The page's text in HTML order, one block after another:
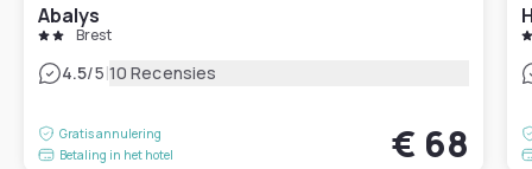
Abalys
Brest
4.5/5|10 Recensies
Gratis annulering
Betaling in het hotel
€ 68